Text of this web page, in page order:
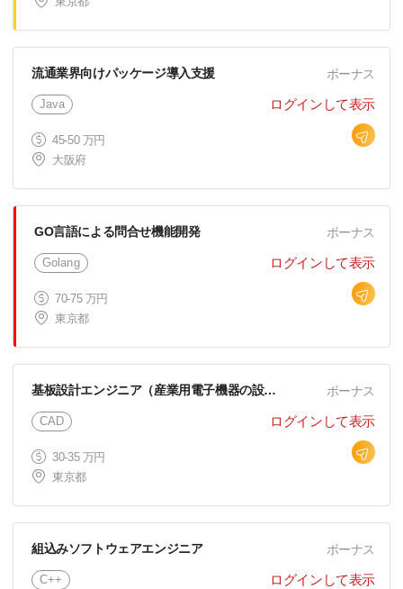
流通業界向けパッケージ導入支援
Java
45-50 万円
大阪府
ボーナス
ログインして表示
GO言語による問合せ機能開発
Golang
70-75 万円
東京都
ボーナス
ログインして表示
基板設計エンジニア（産業用電子機器の設計開発）
CAD
30-35 万円
東京都
ボーナス
ログインして表示
組込みソフトウェアエンジニア
C++
ボーナス
ログインして表示